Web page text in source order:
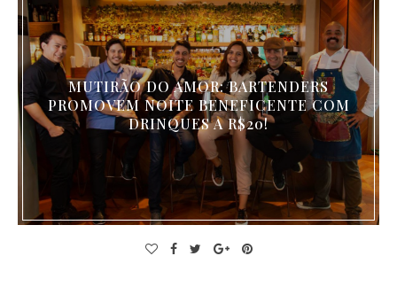
MUTIRÃO DO AMOR: BARTENDERS
PROMOVEM NOITE BENEFICENTE COM
DRINQUES A R$20!